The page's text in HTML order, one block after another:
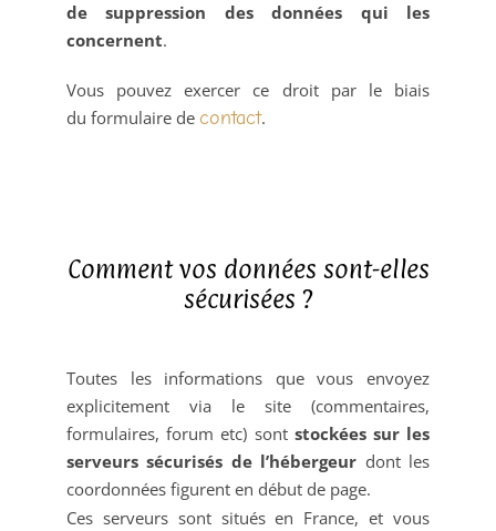
de suppression des données qui les
concernent.
Vous pouvez exercer ce droit par le biais
du formulaire de contact.
Comment vos données sont-elles
sécurisées ?
Toutes les informations que vous envoyez
explicitement via le site (commentaires,
formulaires, forum etc) sont stockées sur les
serveurs sécurisés de l’hébergeur dont les
coordonnées figurent en début de page.
Ces serveurs sont situés en France, et vous